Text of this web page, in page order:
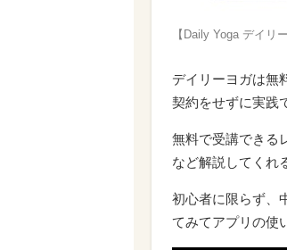
【Daily Yoga デイリ
デイリーヨガは無
契約をせずに実践
無料で受講できる
など解説してくれ
初心者に限らず、
てみてアプリの使